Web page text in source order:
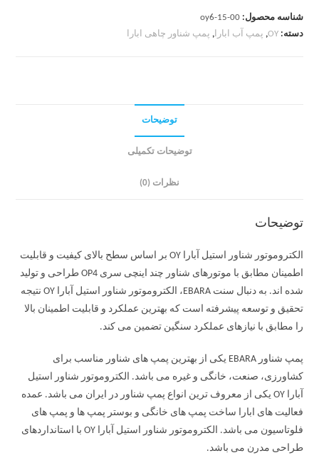
شناسه محصول:oy6-15-00
دسته:OY
, پمپ آب ابارا, پمپ شناور چاهی ابارا
توضیحات
توضیحات تکمیلی
نظرات (0)
توضیحات
الکتروموتور شناور استیل آبارا OY بر اساس سطح بالای کیفیت و قابلیت
اطمینان مطابق با موتورهای شناور چند اینچی سری OP4 طراحی و تولید
شده اند. به دنبال سنت EBARA، الکتروموتور شناور استیل آبارا OY نتیجه
تحقیق و توسعه پیشرفته است که بهترین عملکرد و قابلیت اطمینان بالا
را مطابق با نیازهای عملکرد سنگین تضمین می کند.
پمپ شناور EBARA یکی از بهترین پمپ های شناور مناسب برای
کشاورزی، صنعت، خانگی و غیره می باشد. الکتروموتور شناور استیل
آبارا OY یکی از معروف ترین انواع پمپ شناور در ایران می باشد. عمده
فعالیت های ابارا ساخت پمپ های خانگی و بوستر پمپ ها و پمپ های
فلوتاسیون می باشد. الکتروموتور شناور استیل آبارا OY با استانداردهای
طراحی مدرن می باشد.